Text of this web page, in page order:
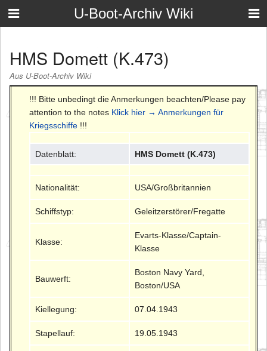
U-Boot-Archiv Wiki
HMS Domett (K.473)
Aus U-Boot-Archiv Wiki
!!! Bitte unbedingt die Anmerkungen beachten/Please pay
attention to the notes Klick hier → Anmerkungen für
Kriegsschiffe !!!
Datenblatt: HMS Domett (K.473)
Nationalität: USA/Großbritannien
Schiffstyp: Geleitzerstörer/Fregatte
Klasse:
Evarts-Klasse/Captain-
Klasse
Bauwerft:
Boston Navy Yard,
Boston/USA
Kiellegung: 07.04.1943
Stapellauf: 19.05.1943